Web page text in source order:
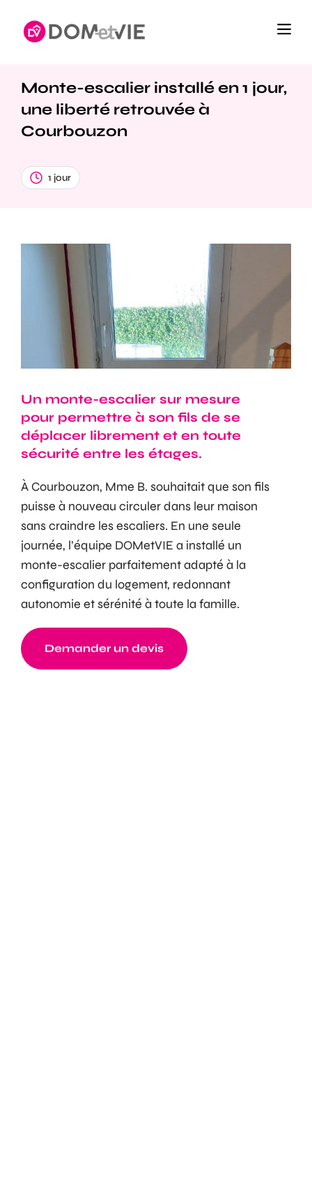
Monte-escalier installé en 1 jour,
une liberté retrouvée à
Courbouzon
1 jour
Un monte-escalier sur mesure
pour permettre à son fils de se
déplacer librement et en toute
sécurité entre les étages.
À Courbouzon, Mme B. souhaitait que son fils
puisse à nouveau circuler dans leur maison
sans craindre les escaliers. En une seule
journée, l’équipe DOMetVIE a installé un
monte-escalier parfaitement adapté à la
configuration du logement, redonnant
autonomie et sérénité à toute la famille.
Demander un devis